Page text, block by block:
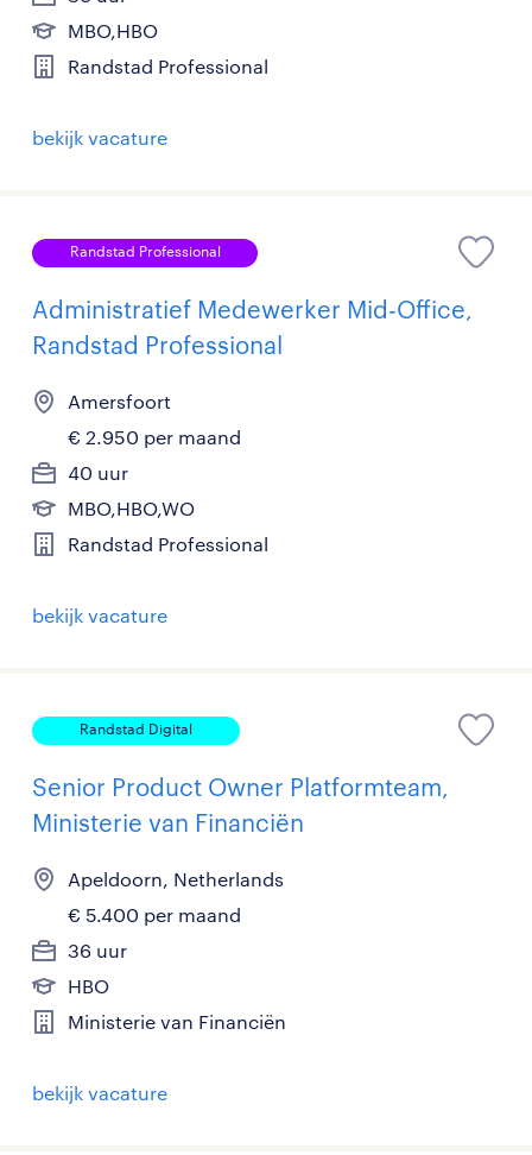
MBO,HBO
Randstad Professional
bekijk vacature
Randstad Professional
Administratief Medewerker Mid-Office,
Randstad Professional
Amersfoort
€ 2.950 per maand
40 uur
MBO,HBO,WO
Randstad Professional
bekijk vacature
Randstad Digital
Senior Product Owner Platformteam,
Ministerie van Financiën
Apeldoorn, Netherlands
€ 5.400 per maand
36 uur
HBO
Ministerie van Financiën
bekijk vacature